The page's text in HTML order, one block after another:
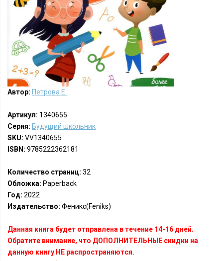
Автор: Петрова Е.
Артикул: 1340655
Серия: Будущий школьник
SKU: VV1340655
ISBN: 9785222362181
Количество страниц: 32
Обложка: Paperback
Год: 2022
Издательство: Феникс(Feniks)
Данная книга будет отправлена в течение 14-16 дней.
Обратите внимание, что ДОПОЛНИТЕЛЬНЫЕ скидки на
данную книгу НЕ распространяются.